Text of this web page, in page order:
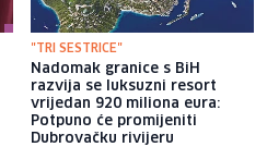
"TRI SESTRICE"
Nadomak granice s BiH
razvija se luksuzni resort
vrijedan 920 miliona eura:
Potpuno će promijeniti
Dubrovačku rivijeru